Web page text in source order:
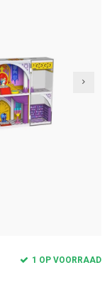
1 OP VOORRAAD